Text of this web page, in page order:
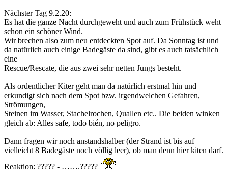
Nächster Tag 9.2.20:
Es hat die ganze Nacht durchgeweht und auch zum Frühstück weht
schon ein schöner Wind.
Wir brechen also zum neu entdeckten Spot auf. Da Sonntag ist und
da natürlich auch einige Badegäste da sind, gibt es auch tatsächlich
eine
Rescue/Rescate, die aus zwei sehr netten Jungs besteht.
Als ordentlicher Kiter geht man da natürlich erstmal hin und
erkundigt sich nach dem Spot bzw. irgendwelchen Gefahren,
Strömungen,
Steinen im Wasser, Stachelrochen, Quallen etc.. Die beiden winken
gleich ab: Alles safe, todo bién, no peligro.
Dann fragen wir noch anstandshalber (der Strand ist bis auf
vielleicht 8 Badegäste noch völlig leer), ob man denn hier kiten darf.
Reaktion: ????? - …….?????